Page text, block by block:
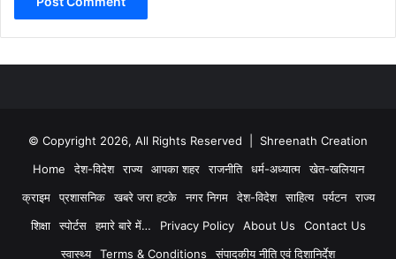
© Copyright 2026, All Rights Reserved | Shreenath Creation
Home
देश-विदेश राज्य आपका शहर राजनीति धर्म-अध्यात्म
खेत-खलियान
क्राइम
प्रशासनिक खबरे जरा हटके नगर निगम देश-विदेश साहित्य पर्यटन
राज्य
शिक्षा
स्पोर्टस हमारे बारे में… Privacy Policy About Us
Contact Us
स्वास्थ्य
Terms & Conditions संपादकीय नीति एवं दिशानिर्देश